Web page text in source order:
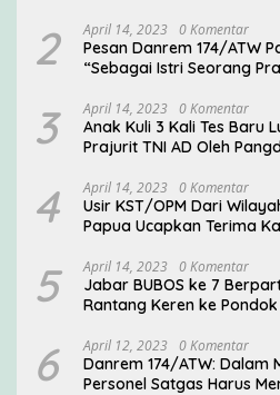
2 April 14, 2023 0 Komentar
Pesan Danrem 174/ATW
“Sebagai Istri Seorang
3 April 14, 2023 0 Komentar
Anak Kuli 3 Kali Tes Baru
Prajurit TNI AD Oleh
4 April 14, 2023 0 Komentar
Usir KST/OPM Dari
Papua Ucapkan Terima
5 April 14, 2023 0 Komentar
Jabar BUBOS ke 7
Rantang Keren ke
6 April 12, 2023 0 Komentar
Danrem 174/ATW: Dalam
Personel Satgas Harus